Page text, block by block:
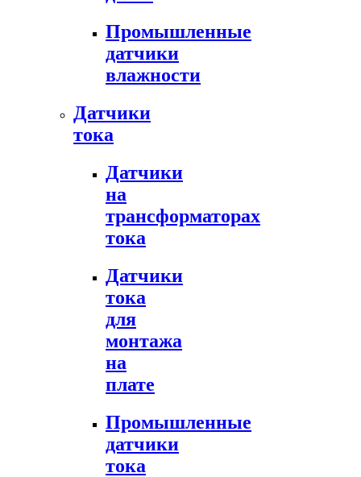
Промышленные
датчики
влажности
Датчики
тока
Датчики
на
трансформаторах
тока
Датчики
тока
для
монтажа
на
плате
Промышленные
датчики
тока